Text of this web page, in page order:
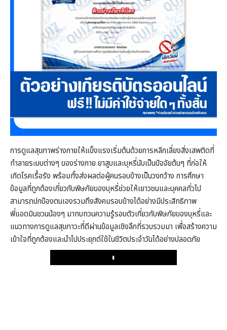
การดูแลสุขภาพร่างกายให้แข็งแรงเริ่มต้นด้วยการหลีกเลี่ยงสิ่งเสพติดที่
ทำลายระบบต่างๆ ของร่างกาย ยาสูบและบุหรี่นับเป็นปัจจัยต้นๆ ที่ก่อให้
เกิดโรคเรื้อรัง พร้อมทั้งส่งผลต่อผู้คนรอบข้างเป็นวงกว้าง การศึกษา
ข้อมูลที่ถูกต้องเกี่ยวกับพิษภัยของบุหรี่ช่วยให้เยาวชนและบุคคลทั่วไป
สามารถปกป้องตนเองรวมถึงสังคมรอบข้างได้อย่างมีประสิทธิภาพ
พี่แอดมินชวนน้องๆ มาทบทวนความรู้รอบตัวเกี่ยวกับพิษภัยของบุหรี่และ
แนวทางการดูแลสุขภาวะที่ดีผ่านข้อมูลเชิงลึกที่รวบรวมมา เพื่อสร้างความ
เข้าใจที่ถูกต้องและนำไปประยุกต์ใช้ในชีวิตประจำวันได้อย่างปลอดภัย
Play